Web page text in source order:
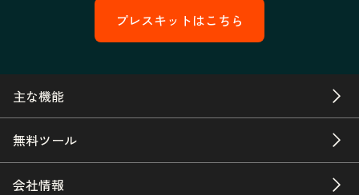
プレスキットはこちら
主な機能
無料ツール
会社情報